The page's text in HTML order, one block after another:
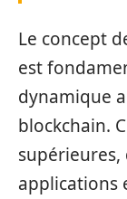
Le concept
est
dynamique
blockchain.
applications